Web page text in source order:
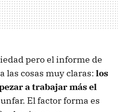
pero el informe de
las cosas muy claras: los
a trabajar más el
El factor forma es